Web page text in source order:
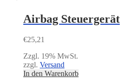
Airbag Steuergerät
€25,21
Zzgl. 19% MwSt.
zzgl. Versand
In den Warenkorb